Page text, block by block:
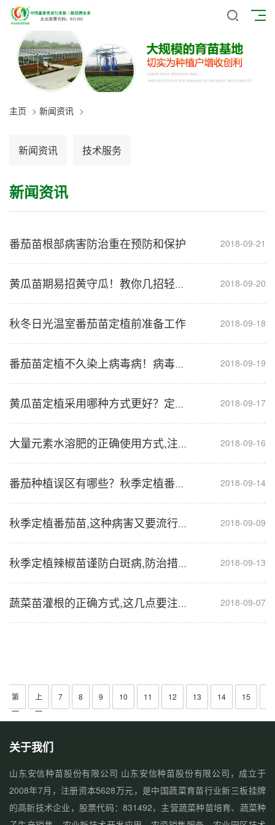
主页 > 新闻资讯 >
新闻资讯 技术服务
新闻资讯
番茄苗根部病害防治重在预防和保护 2018-09-21
黄瓜苗期易招黄守瓜！教你几招轻松应对 2018-09-20
秋冬日光温室番茄苗定植前准备工作 2018-09-18
番茄苗定植不久染上病毒病！病毒病爆发该如何应对？ 2018-09-19
黄瓜苗定植采用哪种方式更好？定植密度该如何确定？ 2018-09-17
大量元素水溶肥的正确使用方式,注意这些才能事半功倍 2018-09-16
番茄种植误区有哪些？秋季定植番茄苗必读 2018-09-14
秋季定植番茄苗,这种病害又要流行,千万别小觑 2018-09-09
秋季定植辣椒苗谨防白斑病,防治措施看这里 2018-09-13
蔬菜苗灌根的正确方式,这几点要注意 2018-09-07
第
一
上
一
7 8 9 10 11 12 13 14 15
关于我们
山东安信种苗股份有限公司 山东安信种苗股份有限公司，成立于
2008年7月，注册资本5628万元，是中国蔬菜育苗行业新三板挂牌
的高新技术企业，股票代码：831492，主营蔬菜种苗培育、蔬菜种